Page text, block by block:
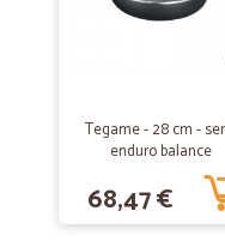
Prodotto arrivato nelle
—
Consegna rapida
Tegame - 28 cm -
enduro balance
68,47 €